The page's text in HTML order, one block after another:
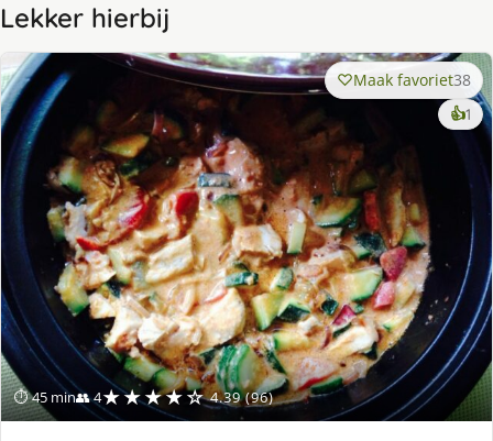
Lekker hierbij
⏱ 45 min👥 4★★★★☆ 4.39 (96)
Maak favoriet38
👍1